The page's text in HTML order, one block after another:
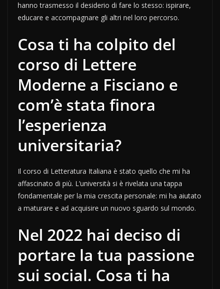
hanno trasmesso il desiderio di fare lo stesso: ispirare,
educare e accompagnare gli altri nel loro percorso.
Cosa ti ha colpito del
corso di Lettere
Moderne a Fisciano e
com’è stata finora
l’esperienza
universitaria?
Il corso di Letteratura Italiana è stato quello che mi ha
affascinato di più. L’università si è rivelata una tappa
fondamentale per la mia crescita personale: mi ha aiutato
a maturare e ad acquisire un nuovo sguardo sul mondo.
Nel 2022 hai deciso di
portare la tua passione
sui social. Cosa ti ha